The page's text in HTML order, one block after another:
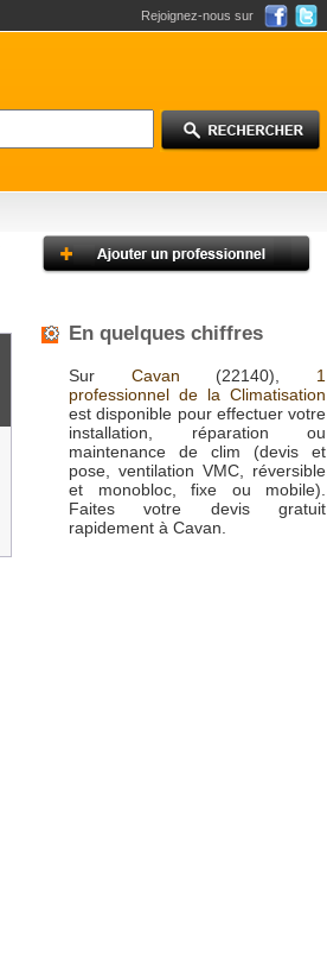
Rejoignez-nous sur
En quelques chiffres
Sur Cavan (22140), 1
professionnel de la Climatisation
est disponible pour effectuer votre
installation, réparation ou
maintenance de clim (devis et
pose, ventilation VMC, réversible
et monobloc, fixe ou mobile).
Faites votre devis gratuit
rapidement à Cavan.